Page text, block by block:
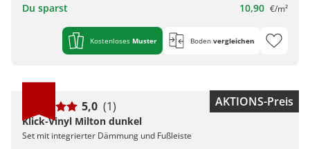
Du sparst 10,90 €/m²
Kostenloses Muster Boden vergleichen
AKTIONS-Preis
5,0 (1)
Klick-Vinyl Milton dunkel
Set mit integrierter Dämmung und Fußleiste